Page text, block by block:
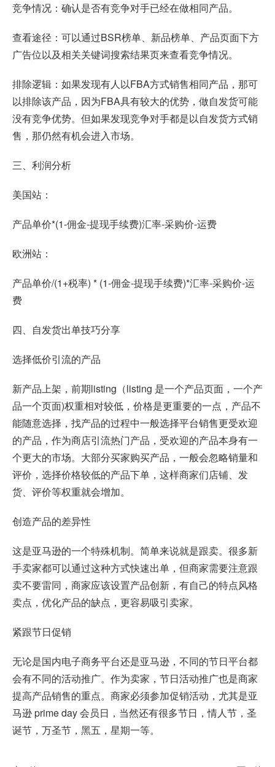
竞争情况：确认是否有竞争对手已经在做相同产品。
查看途径：可以通过BSR榜单、新品榜单、产品页面下方
广告位以及相关关键词搜索结果页来查看竞争情况。
排除逻辑：如果发现有人以FBA方式销售相同产品，那可
以排除该产品，因为FBA具有较大的优势，做自发货可能
没有竞争优势。但如果发现竞争对手都是以自发货方式销
售，那仍然有机会进入市场。
三、利润分析
美国站：
产品单价*(1-佣金-提现手续费)汇率-采购价-运费
欧洲站：
产品单价/(1+税率) * (1-佣金-提现手续费)*汇率-采购价-运
费
四、自发货出单技巧分享
选择低价引流的产品
新产品上架，前期listing（listing 是一个产品页面，一个产
品一个页面)权重相对较低，价格是更重要的一点，产品不
能随意选择，找产品的过程中一般选择平台销售更受欢迎
的产品，作为商店引流热门产品，受欢迎的产品本身有一
个更大的市场。大部分买家购买产品，一般会忽略销量和
评价，选择价格较低的产品下单，这样商家们店铺、发
货、评价等权重就会增加。
创造产品的差异性
这是亚马逊的一个特殊机制。简单来说就是跟卖。很多新
手卖家都可以通过这种方式快速出单，但商家需要注意跟
卖不要雷同，商家应该设置产品创新，有自己的特点风格
卖点，优化产品的缺点，更容易吸引卖家。
紧跟节日促销
无论是国内电子商务平台还是亚马逊，不同的节日平台都
会有不同的活动推广。作为卖家，节日活动推广也是商家
提高产品销售的重点。商家必须参加促销活动，尤其是亚
马逊 p rime day 会员日，当然还有很多节日，情人节，圣
诞节，万圣节，黑五，星期一等。